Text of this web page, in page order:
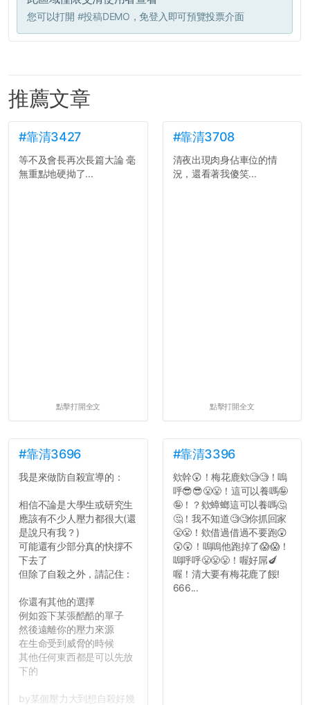
您可以打開 #投稿DEMO ，免登入即可預覽投票介面
推薦文章
#靠清3427
等不及會長再次長篇大論 毫
無重點地硬拗了...
點擊打開全文
#靠清3708
清夜出現肉身佔車位的情
況，還看著我傻笑...
點擊打開全文
#靠清3696
我是來做防自殺宣導的：
相信不論是大學生或研究生
應該有不少人壓力都很大(還
是說只有我？)
可能還有少部分真的快撐不
下去了
但除了自殺之外，請記住：
你還有其他的選擇
例如簽下某張酷酷的單子
然後遠離你的壓力來源
在生命受到威脅的時候
其他任何東西都是可以先放
下的
by某個壓力大到想自殺好幾
#靠清3396
欸幹😲！梅花鹿欸🧐🧐！嗚
呼😎😎😤😤！這可以養嗎🤪
🤪！？欸蟑螂這可以養嗎🤔
🤔！我不知道🧐🧐你抓回家
😤😤！欸借過借過不要跑😲
😲😲！嗚嗚他跑掉了😱😱！
嗚呼呼😤😤😤！喔好屌🍆
喔！清大要有梅花鹿了餒!
666...